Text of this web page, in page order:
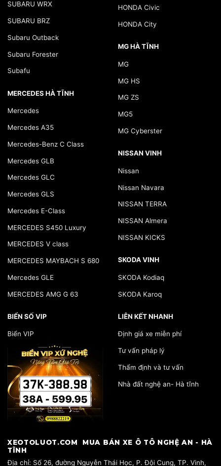
SUBARU WRX
SUBARU BRZ
Subaru Outback
Subaru Forester
Subafu
MERCEDES HÀ TĨNH
Mercedes
Mercedes A35
Mercedes-Benz C Class
Mercedes GLB
Mercedes GLC
Mercedes GLS
Mercedes E-Class
MERCEDES S450 Luxury
MERCEDES V class
MERCEDES MAYBACH S 680
Mercedes GLE
MERCEDES AMG G 63
BIỂN SỐ VIP
Biển VIP
HONDA Civic
HONDA City
MG HÀ TĨNH
MG
MG HS
MG ZS
MG5
MG Cyberster
NISSAN VINH
Nissan
Nissan Navara
NISSAN TERRA
NISSAN Almera
NISSAN KICKS
SKODA VINH
SKODA Kodiaq
SKODA Karoq
LIÊN KẾT NHANH
Định giá xe miễn phí
Tư vấn pháp lý
Thẩm định và tư vấn
Nhà đất nghệ an- Hà tĩnh
​XEOTOLUOT.COM MUA BÁN XE Ô TÔ NGHỆ AN - HÀ
TĨNH
​Địa chỉ: Số 26, đường Nguyễn Thái Học, P. Đội Cung, TP. Vinh,